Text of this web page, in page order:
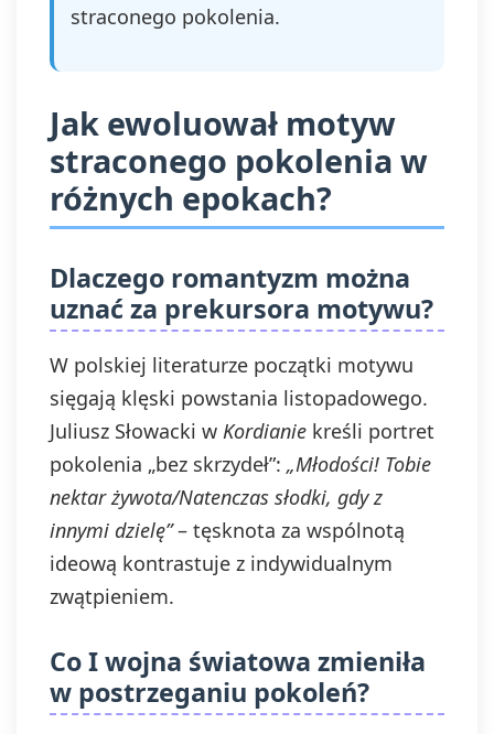
straconego pokolenia.
Jak ewoluował motyw
straconego pokolenia w
różnych epokach?
Dlaczego romantyzm można
uznać za prekursora motywu?
W polskiej literaturze początki motywu
sięgają klęski powstania listopadowego.
Juliusz Słowacki w Kordianie kreśli portret
pokolenia „bez skrzydeł”: „Młodości! Tobie
nektar żywota/Natenczas słodki, gdy z
innymi dzielę”– tęsknota za wspólnotą
ideową kontrastuje z indywidualnym
zwątpieniem.
Co I wojna światowa zmieniła
w postrzeganiu pokoleń?